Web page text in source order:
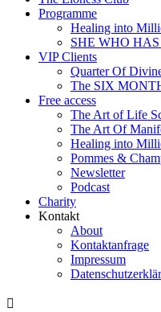
Programme
Healing into
SHE WHO
VIP Clients
Quarter Of
The SIX
Free access
The Art of Life
The Art Of
Healing into
Pommes &
Newsletter
Podcast
Charity
Kontakt
About
Kontaktanfrage
Impressum